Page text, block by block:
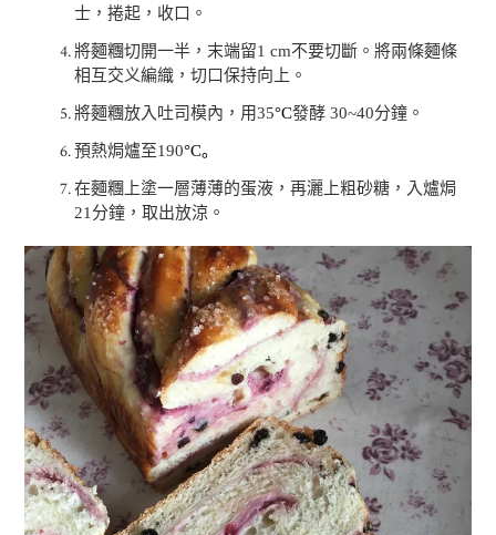
士 ，捲起，收口。
將麵糰切開一半，末端留1 cm不要切斷。將兩條麵條
相互交义編織，切口保持向上。
將麵糰放入吐司模內，用35°C發酵30~40分鐘。
預熱焗爐至190°C。
在麵糰上塗一層薄薄的蛋液，再灑上粗砂糖，入爐焗
21 分鐘，取出放涼。